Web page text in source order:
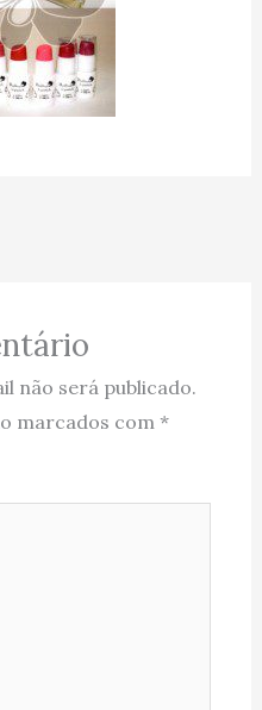
não será publicado.
marcados com *